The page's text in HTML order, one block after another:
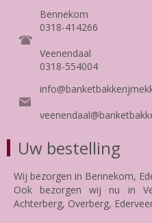
Bennekom
0318-414266
Veenendaal
0318-554004
Uw bestelling
Wij bezorgen in Bennekom,
Ook bezorgen wij nu in
Achterberg, Overberg,